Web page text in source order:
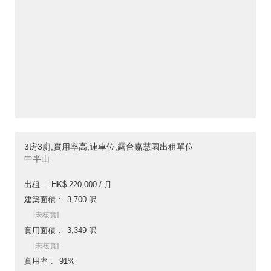
3房3廁,實用率高,連車位,露台嘉慧園出租單位
中半山
出租
HK$ 220,000 / 月
建築面積
3,700 呎
[未核實]
實用面積 3,349 呎
[未核實]
實用率
91%